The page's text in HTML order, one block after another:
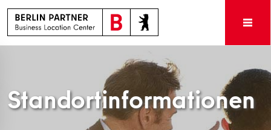
Standortinformationen